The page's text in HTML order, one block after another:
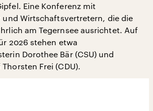
Eine Konferenz mit
und Wirtschaftsvertretern, die die
am Tegernsee ausrichtet. Auf
2026 stehen etwa
Dorothee Bär (CSU) und
Frei (CDU).